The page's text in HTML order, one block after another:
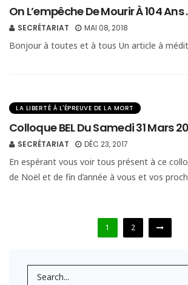
On L’empêche De Mourir À 104 Ans
SECRÉTARIAT MAI 08, 2018
Bonjour à toutes et à tous Un article à
LA LIBERTÉ À L'ÉPREUVE DE LA MORT
Colloque BEL Du Samedi 31 Mars
SECRÉTARIAT DÉC 23, 2017
En espérant vous voir tous présent à ce
de Noël et de fin d’année à vous et vos
1 2